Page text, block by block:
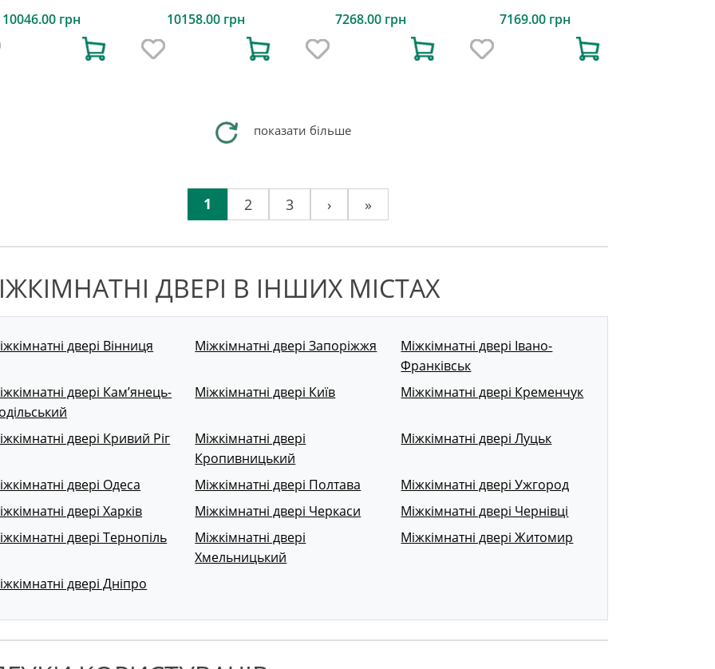
10046.00 грн 10158.00 грн 7268.00 грн 7169.00 грн
показати більше
1 2 3 › »
ДВЕРІ В ІНШИХ МІСТАХ
двері Вінниця Міжкімнатні двері Запоріжжя
Міжкімнатні двері Івано-
Франківськ
двері Кам’янець-
Міжкімнатні двері Київ Міжкімнатні двері Кременчук
двері Кривий Ріг
Міжкімнатні двері
Кропивницький
Міжкімнатні двері Луцьк
двері Одеса Міжкімнатні двері Полтава
Міжкімнатні двері Ужгород
двері Харків
Міжкімнатні двері Черкаси
Міжкімнатні двері Чернівці
двері Тернопіль
Міжкімнатні двері
Хмельницький
Міжкімнатні двері Житомир
двері Дніпро